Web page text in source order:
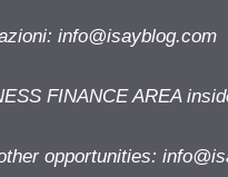
info@isayblog.com
FINANCE AREA
opportunities: